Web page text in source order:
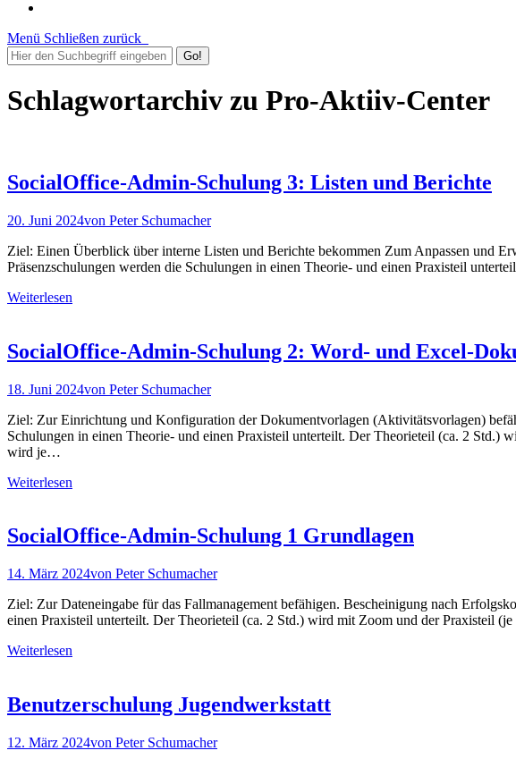
Menü Schließen zurück
Schlagwortarchiv zu Pro-Aktiiv-Center
SocialOffice-Admin-Schulung 3: Listen und Berichte
20. Juni 2024von Peter Schumacher
Ziel: Einen Überblick über interne Listen und Berichte bekommen Zum Anpassen und
Präsenzschulungen werden die Schulungen in einen Theorie- und einen Praxisteil
Weiterlesen
SocialOffice-Admin-Schulung 2: Word- und Excel-
18. Juni 2024von Peter Schumacher
Ziel: Zur Einrichtung und Konfiguration der Dokumentvorlagen (Aktivitätsvorlagen)
Schulungen in einen Theorie- und einen Praxisteil unterteilt. Der Theorieteil (ca. 2
wird je…
Weiterlesen
SocialOffice-Admin-Schulung 1 Grundlagen
14. März 2024von Peter Schumacher
Ziel: Zur Dateneingabe für das Fallmanagement befähigen. Bescheinigung nach
einen Praxisteil unterteilt. Der Theorieteil (ca. 2 Std.) wird mit Zoom und der Praxisteil
Weiterlesen
Benutzerschulung Jugendwerkstatt
12. März 2024von Peter Schumacher